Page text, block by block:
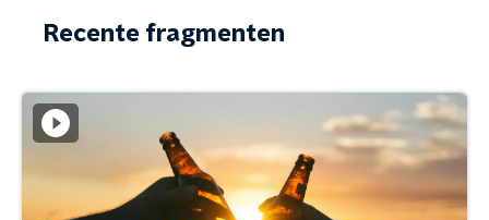
Recente fragmenten